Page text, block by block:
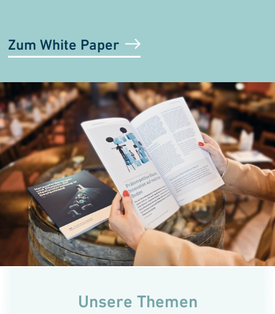
Zum White Paper
Unsere Themen